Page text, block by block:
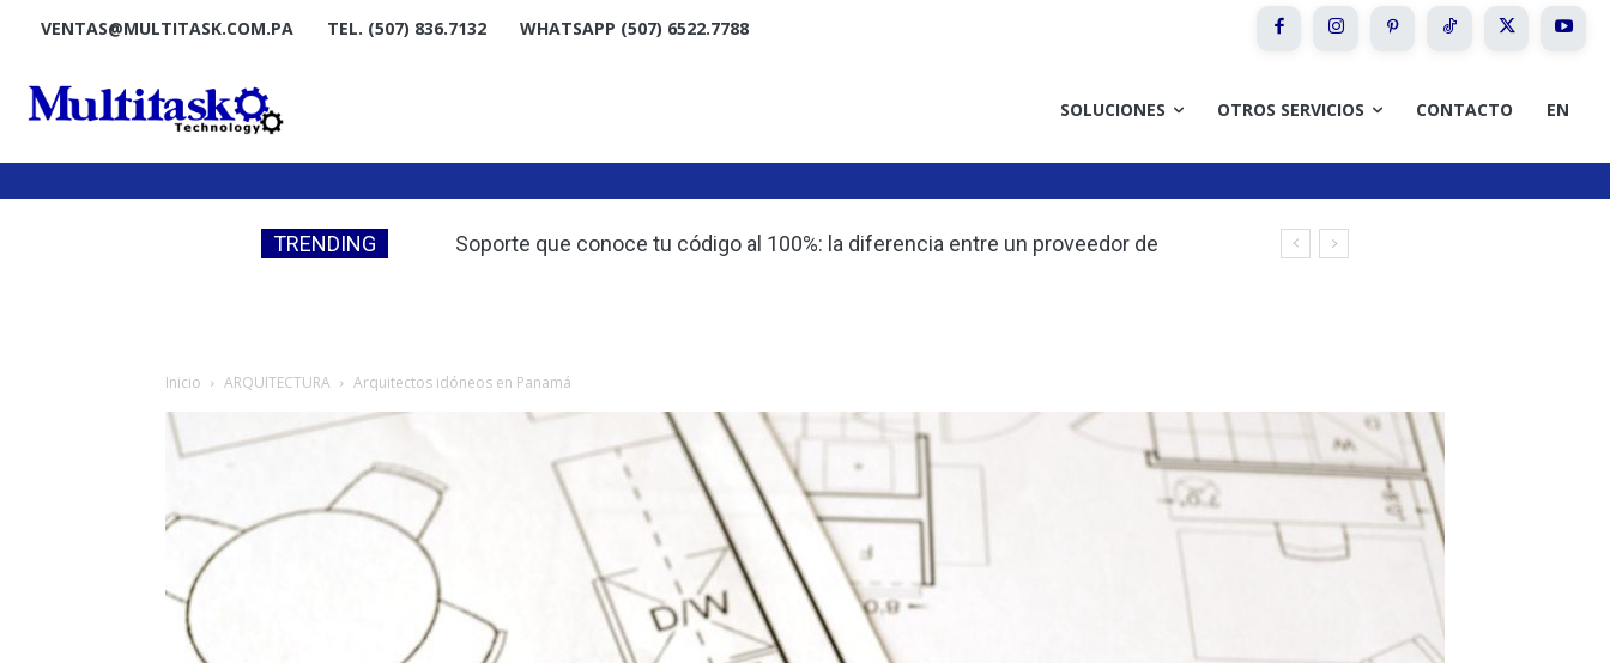
VENTAS@MULTITASK.COM.PA TEL. (507) 836.7132 WHATSAPP (507) 6522.7788
SOLUCIONES OTROS SERVICIOS CONTACTO EN
TRENDING
Soporte que conoce tu código al 100%: la diferencia entre un proveedor de
Los 10 problemas más comunes de los sistemas de facturación
Inicio ARQUITECTURA Arquitectos idóneos en Panamá